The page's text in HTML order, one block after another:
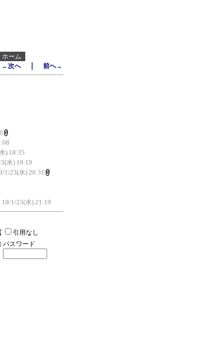
ホーム
←次へ｜ 前へ→
) 18:35
水) 19:19
1/23(水) 20:31
19/1/23(水) 21:19
引用なし
パスワード